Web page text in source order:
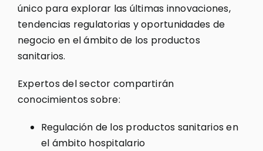
único para explorar las últimas innovaciones,
tendencias regulatorias y oportunidades de
negocio en el ámbito de los productos
sanitarios.
Expertos del sector compartirán
conocimientos sobre:
Regulación de los productos sanitarios en
el ámbito hospitalario